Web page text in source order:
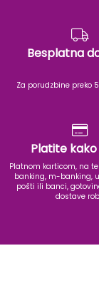
Besplatna
Za porudzbine preko
Platite
Platnom karticom, na
banking, m-banking,
pošti ili banci,
dostave